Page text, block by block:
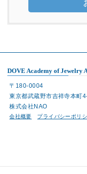
DOVE Academy of Jewelry
〒180-0004
東京都武蔵野市吉祥寺本町
株式会社NAO
会社概要 プライバシーポリ